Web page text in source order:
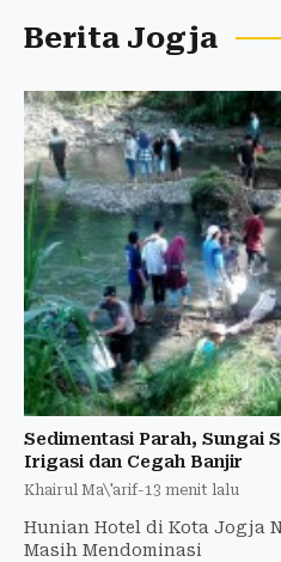
Berita Jogja
Sedimentasi Parah, Sungai
Irigasi dan Cegah Banjir
Khairul Ma\'arif-13 menit lalu
Hunian Hotel di Kota Jogja
Masih Mendominasi